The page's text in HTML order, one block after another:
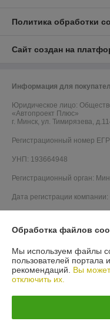
Политика обработки
Сайт создан на
Информация для
Юридическое лицо:
«Автопроект Плюс»
г. Минск, ул. Тимирязева,
Регистрационный номер
УНП: 193664948
Регистрационный орган:
Дата регистрации
Обработка файлов
Мы используем файлы
пользователей портала
рекомендаций. Вы
отключить их.